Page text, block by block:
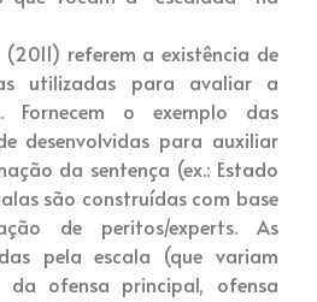
(2011) referem a existência de
utilizadas para avaliar a
Fornecem o exemplo das
desenvolvidas para auxiliar
da sentença (ex.: Estado
são construídas com base
de peritos/experts. As
pela escala (que variam
ofensa principal, ofensa